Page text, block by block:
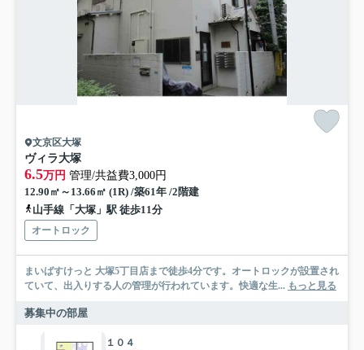
文京区大塚
ヴィラ大塚
6.5万円 管理/共益費3,000円
12.90㎡～13.66㎡ (1R) /築61年 /2階建
山手線「大塚」駅 徒歩11分
オートロック
まいばすけっと 大塚5丁目店まで徒歩4分です。オートロックが設置され
ていて、出入りする人の管理が行われています。快適な生... もっと見る
募集中の部屋
１０４